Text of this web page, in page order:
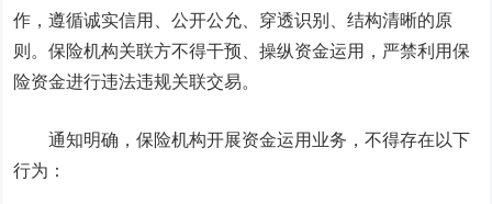
作，遵循诚实信用、公开公允、穿透识别、结构清晰的原
则。保险机构关联方不得干预、操纵资金运用，严禁利用保
险资金进行违法违规关联交易。
通知明确，保险机构开展资金运用业务，不得存在以下
行为：